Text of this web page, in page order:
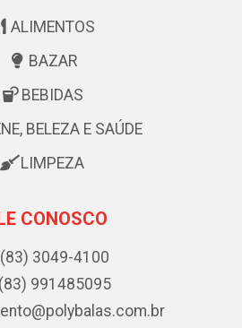
ALIMENTOS
BAZAR
BEBIDAS
BELEZA E SAÚDE
LIMPEZA
CONOSCO
(83) 3049-4100
(83) 991485095